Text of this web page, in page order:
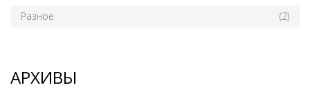
Разное (2)
АРХИВЫ